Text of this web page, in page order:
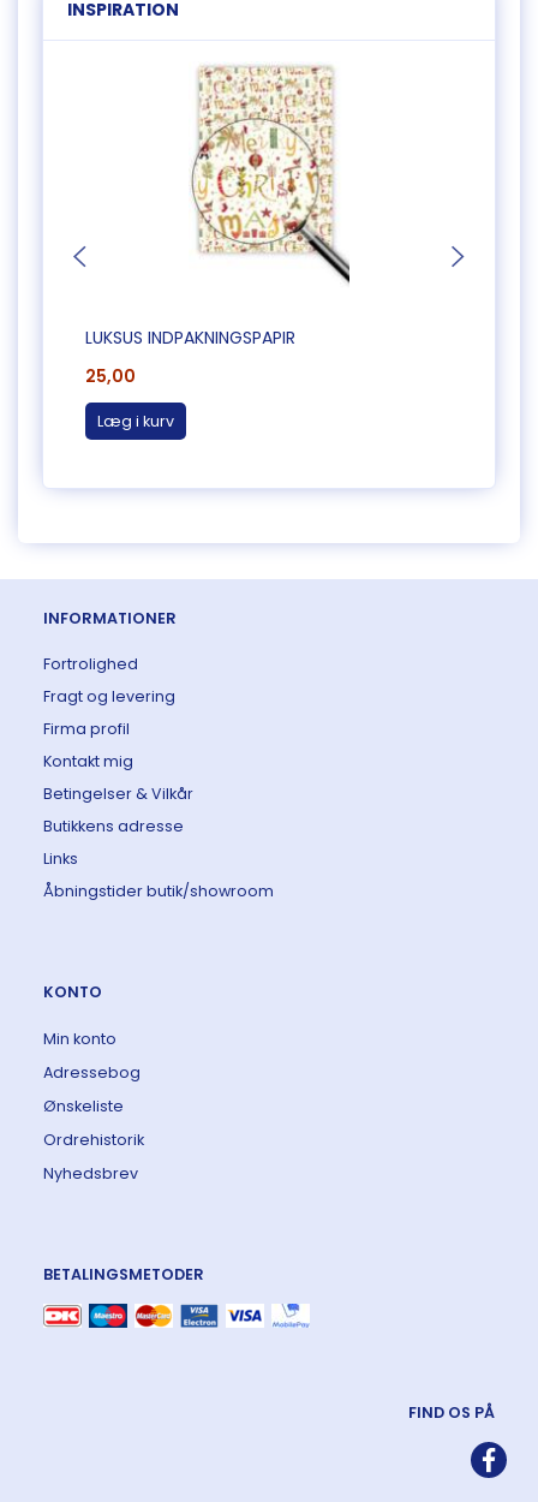
INSPIRATION
LUKSUS INDPAKNINGSPAPIR
25,00
Læg i kurv
INFORMATIONER
Fortrolighed
Fragt og levering
Firma profil
Kontakt mig
Betingelser & Vilkår
Butikkens adresse
Links
Åbningstider butik/showroom
KONTO
Min konto
Adressebog
Ønskeliste
Ordrehistorik
Nyhedsbrev
BETALINGSMETODER
FIND OS PÅ